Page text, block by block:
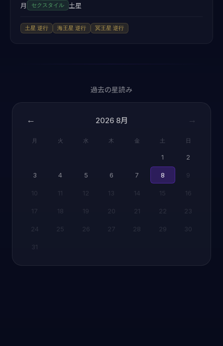
月
セクスタイル 土星
土星 逆行 海王星 逆行 冥王星 逆行
過去の星読み
← 2026 8月 →
月 火 水 木 金 土 日
1 2
3 4 5 6 7 8 9
10 11 12 13 14 15 16
17 18 19 20 21 22 23
24 25 26 27 28 29 30
31